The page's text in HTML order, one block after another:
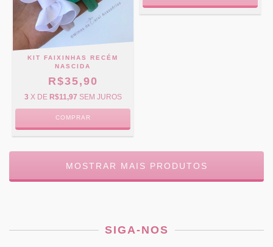
KIT FAIXINHAS RECÉM
NASCIDA
R$35,90
3 X DE R$11,97 SEM JUROS
COMPRAR
MOSTRAR MAIS PRODUTOS
SIGA-NOS